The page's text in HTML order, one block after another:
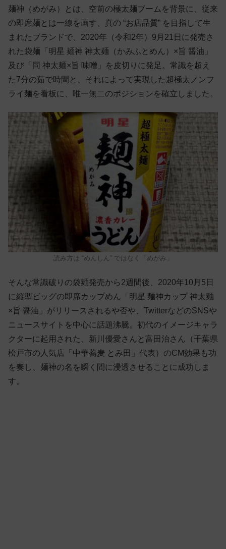
麺神（めがみ）とは、空前の極太麺ブームを背景に、従来
の即席麺とは一線を画す、真の “お店品質” を目指して生
まれたブランドで、2020年（令和2年）9月21日に発売さ
れた袋麺「明星 麺神 神太麺（かみふとめん）×旨 醤油」
及び「同 神太麺×旨 味噌」を皮切りに発足。常識を超え
た7分の茹で時間と、それによって実現した超極太ノンフ
ライ麺を看板に、唯一無二のポジションを確立しました。
読み方は “めんしん” ではなく「めがみ」
そんな常識破りの袋麺発売から2週間後、2020年10月5日
に縦型ビッグの即席カップめん「明星 麺神カップ 神太麺
×旨 醤油」がリリースされるや否や、TwitterなどのSNSや
ニュースサイトを中心に話題沸騰。初代のイメージキャラ
クターに起用された、新川優愛さんと富田治さん（千葉県
松戸市の人気店「中華蕎麦 とみ田」代表）のCM効果も功
を奏し、麺神の名を瞬く間に浸透させることに成功しま
す。